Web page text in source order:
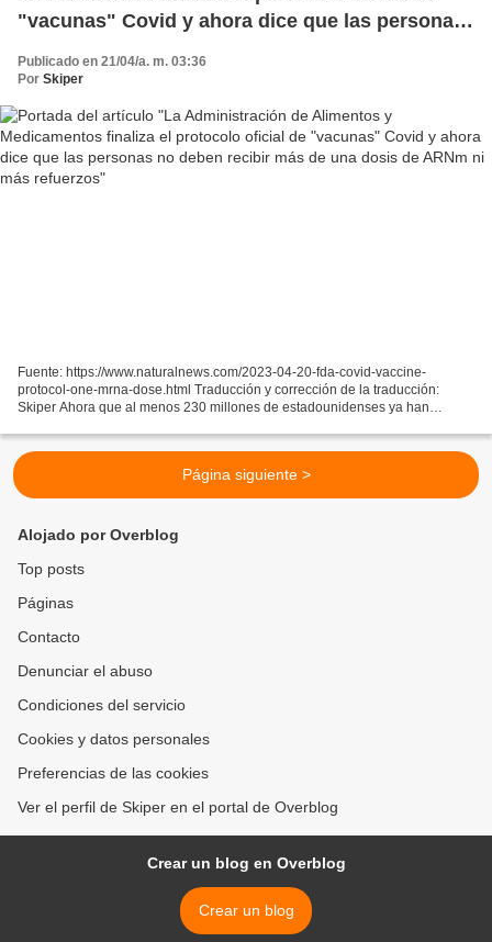
"vacunas" Covid y ahora dice que las personas
más refuerzos
Publicado en 21/04/a. m. 03:36
Por Skiper
Fuente: https://www.naturalnews.com/2023-04-20-fda-covid-vaccine-
protocol-one-mrna-dose.html Traducción y corrección de la traducción:
Skiper Ahora que al menos 230 millones de estadounidenses ya han
Página siguiente >
Alojado por Overblog
Top posts
Páginas
Contacto
Denunciar el abuso
Condiciones del servicio
Cookies y datos personales
Preferencias de las cookies
Ver el perfil de Skiper en el portal de Overblog
Crear un blog en Overblog
Crear un blog